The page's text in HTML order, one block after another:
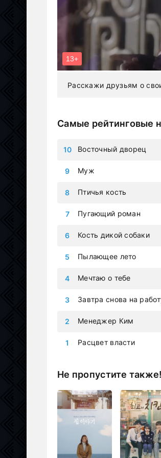
Расскажи друзьям о
Самые рейтинговые
Расцвет власти
Менеджер Ким
Завтра снова на
Мечтаю о тебе
Пылающее лето
Кость дикой собаки
Пугающий роман
Птичья кость
Муж
Восточный дворец
Не пропустите также!